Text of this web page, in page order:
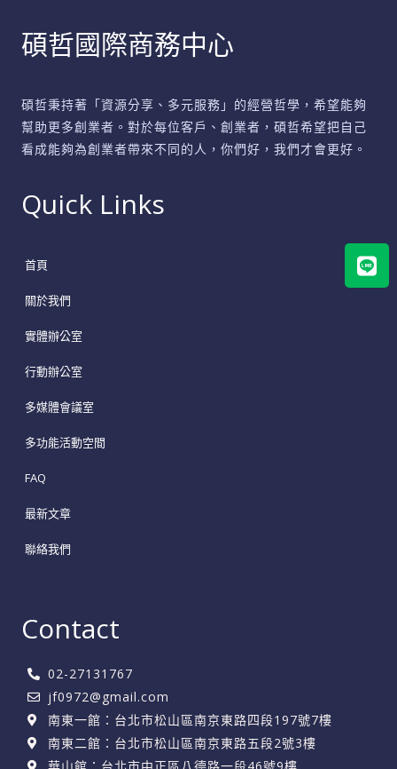
碩哲國際商務中心
碩哲秉持著「資源分享、多元服務」的經營哲學，希望能夠
幫助更多創業者。對於每位客戶、創業者，碩哲希望把自己
看成能夠為創業者帶來不同的人，你們好，我們才會更好。
Quick Links
首頁
關於我們
實體辦公室
行動辦公室
多媒體會議室
多功能活動空間
FAQ
最新文章
聯絡我們
Contact
02-27131767
jf0972@gmail.com
南東一館：台北市松山區南京東路四段197號7樓
南東二館：台北市松山區南京東路五段2號3樓